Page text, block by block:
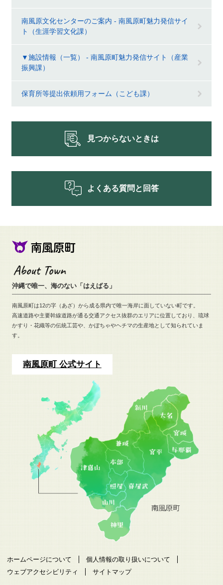
南風原文化センターのご案内 - 南風原町魅力発信サイ
ト（生涯学習文化課）
▼施設情報（一覧） - 南風原町魅力発信サイト（産業
振興課）
保育所等提出依頼用フォーム（こども課）
見つからないときは
よくある質問と回答
沖縄で唯一、海のない「はえばる」
南風原町は12の字（あざ）から成る県内で唯一海岸に面していない町です。
高速道路や主要幹線道路が通る交通アクセス抜群のエリアに位置しており、 琉球
かすり・花織等の伝統工芸や、 かぼちゃやヘチマの生産地として知られていま
す。
南風原町 公式サイト
ホームページについて
個人情報の取り扱いについて
ウェブアクセシビリティ
サイトマップ